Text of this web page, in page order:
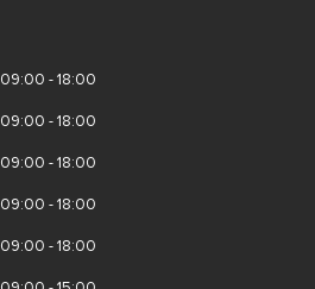
09:00 - 18:00
09:00 - 18:00
09:00 - 18:00
09:00 - 18:00
09:00 - 18:00